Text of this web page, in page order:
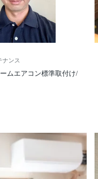
ナンス
ームエアコン標準取付け/